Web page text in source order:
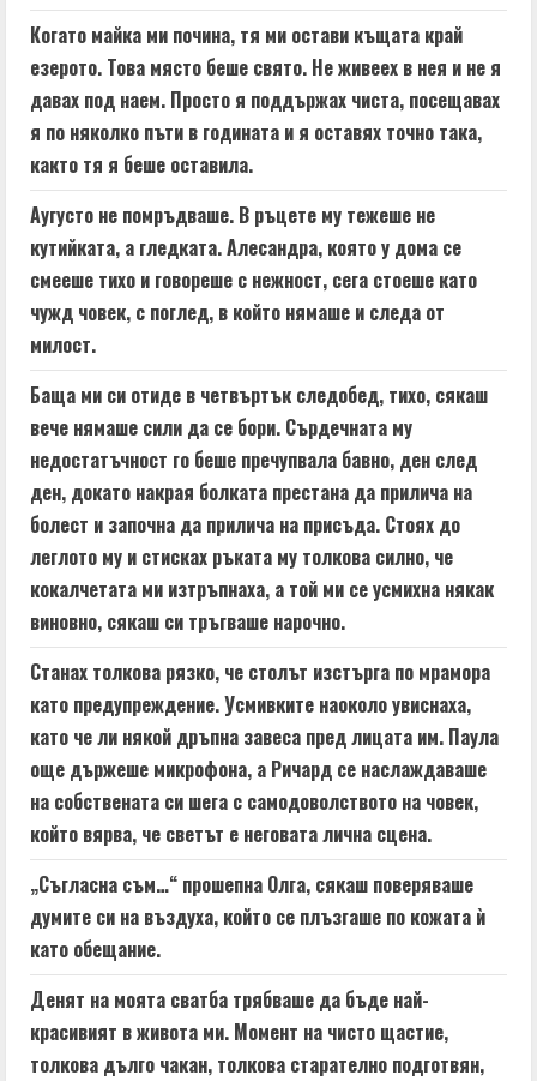
Когато майка ми почина, тя ми остави къщата край
езерото. Това място беше свято. Не живеех в нея и не я
давах под наем. Просто я поддържах чиста, посещавах
я по няколко пъти в годината и я оставях точно така,
както тя я беше оставила.
Аугусто не помръдваше. В ръцете му тежеше не
кутийката, а гледката. Алесандра, която у дома се
смееше тихо и говореше с нежност, сега стоеше като
чужд човек, с поглед, в който нямаше и следа от
милост.
Баща ми си отиде в четвъртък следобед, тихо, сякаш
вече нямаше сили да се бори. Сърдечната му
недостатъчност го беше пречупвала бавно, ден след
ден, докато накрая болката престана да прилича на
болест и започна да прилича на присъда. Стоях до
леглото му и стисках ръката му толкова силно, че
кокалчетата ми изтръпнаха, а той ми се усмихна някак
виновно, сякаш си тръгваше нарочно.
Станах толкова рязко, че столът изстърга по мрамора
като предупреждение. Усмивките наоколо увиснаха,
като че ли някой дръпна завеса пред лицата им. Паула
още държеше микрофона, а Ричард се наслаждаваше
на собствената си шега с самодоволството на човек,
който вярва, че светът е неговата лична сцена.
„Съгласна съм…“ прошепна Олга, сякаш поверяваше
думите си на въздуха, който се плъзгаше по кожата ѝ
като обещание.
Денят на моята сватба трябваше да бъде най-
красивият в живота ми. Момент на чисто щастие,
толкова дълго чакан, толкова старателно подготвян,